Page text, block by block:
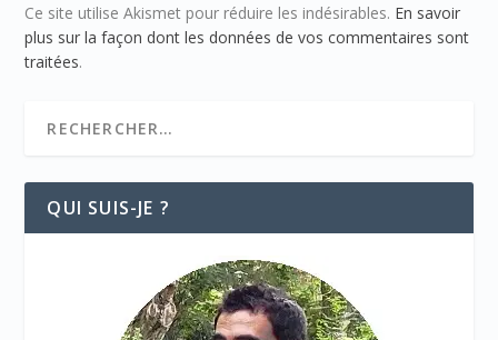
Ce site utilise Akismet pour réduire les indésirables. En savoir
plus sur la façon dont les données de vos commentaires sont
traitées.
QUI SUIS-JE ?